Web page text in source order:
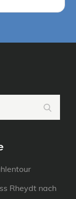
Rheydt nach